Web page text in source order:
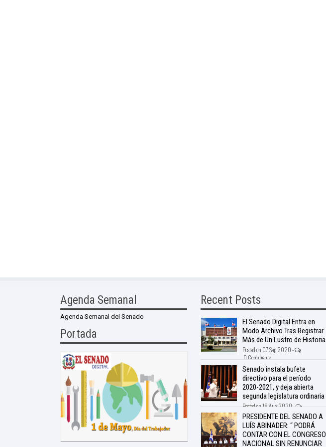
Agenda Semanal
Agenda Semanal del Senado
Portada
Recent Posts
El Senado Digital Entra en
Modo Archivo Tras Registrar
Más de Un Lustro de Historia
Posted on 07 Sep 2020 -
0 Comments
Senado instala bufete
directivo para el período
2020-2021, y deja abierta
segunda legislatura ordinaria
Posted on 18 Aug 2020 -
0 Comments
PRESIDENTE DEL SENADO A
LUÍS ABINADER: “ PODRÁ
CONTAR CON EL CONGRESO
NACIONAL SIN RENUNCIAR